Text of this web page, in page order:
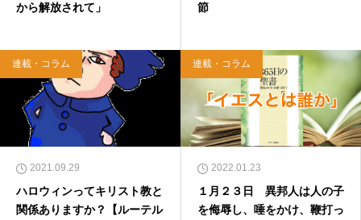
から解放されて」
節
連載・コラム
2021.09.29
ハロウィンってキリスト教と
関係ありますか？【ルーテル
連載・コラム
2022.01.23
１月２３日 異邦人は人の子
を侮辱し、唾をかけ、鞭打っ